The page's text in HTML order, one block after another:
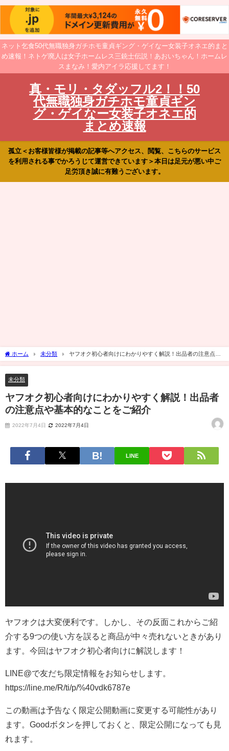
ネット乞食50代無職独身ガチホモ童貞ギング・ゲイなー女装子オネエ的まと
め速報！ネトゲ廃人は女子ホームレス三銃士伝説！あおいちゃん！ホームレ
スまなみ！愛内アイラ応援してます！
真・モリ・タダッフル2！！50
代無職独身ガチホモ童貞ギン
グ・ゲイなー女装子オネエ的
まとめ速報
孤立＜お客様皆様が掲載の記事等へアクセス、閲覧、こちらのサービス
を利用される事でかろうじて運営できています＞本日は足元が悪い中ご
足労頂き誠に有難うございます。
ホーム 未分類
ヤフオク初心者向けにわかりやすく解説！出品者の注意点や
基本的なことをご紹介
未分類
ヤフオク初心者向けにわかりやすく解説！出品者
の注意点や基本的なことをご紹介
2022年7月4日 2022年7月4日
LINE
ヤフオクは大変便利です。しかし、その反面これからご紹
介する9つの使い方を誤ると商品が中々売れないときがあり
ます。今回はヤフオク初心者向けに解説します！
LINE@で友だち限定情報をお知らせします。
https://line.me/R/ti/p/%40vdk6787e
この動画は予告なく限定公開動画に変更する可能性があり
ます。Goodボタンを押しておくと、限定公開になっても見
れます。